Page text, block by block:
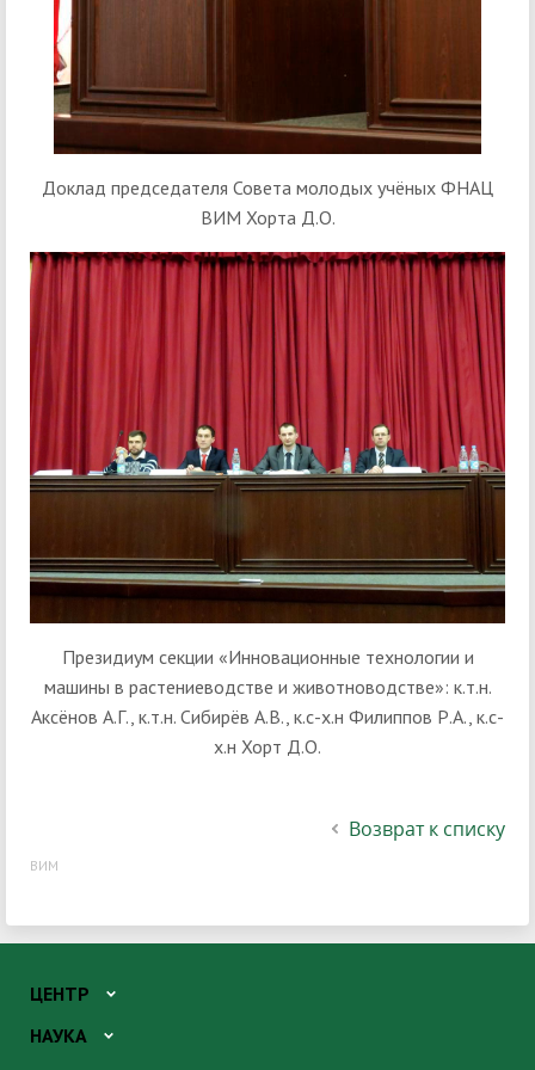
Доклад председателя Совета молодых учёных ФНАЦ
ВИМ Хорта Д.О.
Президиум секции «Инновационные технологии и
машины в растениеводстве и животноводстве»: к.т.н.
Аксёнов А.Г., к.т.н. Сибирёв А.В., к.с-х.н Филиппов Р.А., к.с-
х.н Хорт Д.О.
Возврат к списку
ВИМ
ЦЕНТР
НАУКА